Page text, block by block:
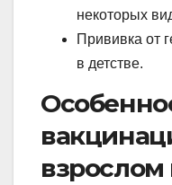
некоторых
Прививка от
в детстве.
взрослом